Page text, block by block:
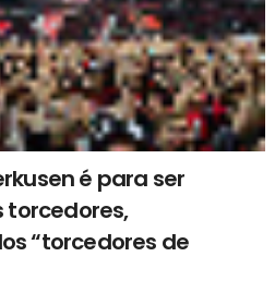
é para ser
torcedores,
“torcedores de